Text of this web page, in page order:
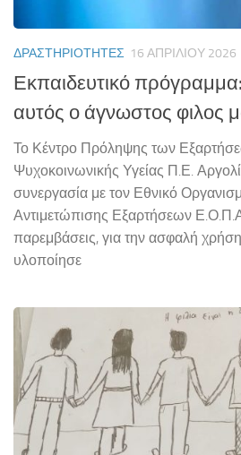
ΔΡΑΣΤΗΡΙΌΤΗΤΕΣ 16 ΑΠΡΙΛΊΟΥ 2026
Εκπαιδευτικό
αυτός ο άγνωστος φιλος
Το Κέντρο Πρόληψης των
Ψυχοκοινωνικής Υγείας Π.Ε.
συνεργασία με τον Εθνικό
Αντιμετώπισης Εξαρτήσεων
παρεμβάσεις, για την ασφαλή χρήση
υλοποίησε